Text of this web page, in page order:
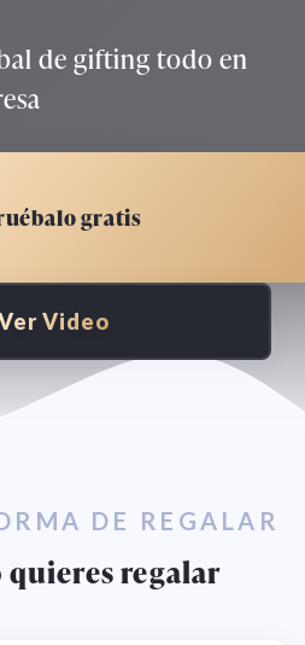
de gifting todo en
gratis
Video
DE REGALAR
quieres regalar